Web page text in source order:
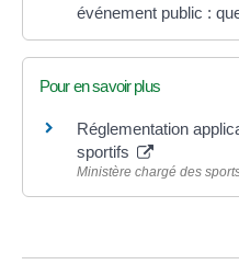
événement public :
Pour en savoir plus
Réglementation
sportifs
Ministère chargé des